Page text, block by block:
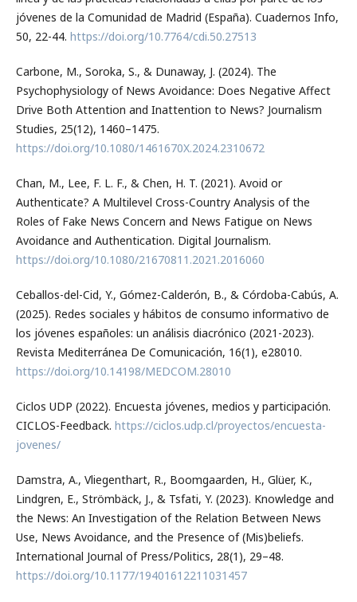
jóvenes de la Comunidad de Madrid (España). Cuadernos Info,
50, 22-44. https://doi.org/10.7764/cdi.50.27513
Carbone, M., Soroka, S., & Dunaway, J. (2024). The
Psychophysiology of News Avoidance: Does Negative Affect
Drive Both Attention and Inattention to News? Journalism
Studies, 25(12), 1460–1475.
https://doi.org/10.1080/1461670X.2024.2310672
Chan, M., Lee, F. L. F., & Chen, H. T. (2021). Avoid or
Authenticate? A Multilevel Cross-Country Analysis of the
Roles of Fake News Concern and News Fatigue on News
Avoidance and Authentication. Digital Journalism.
https://doi.org/10.1080/21670811.2021.2016060
Ceballos-del-Cid, Y., Gómez-Calderón, B., & Córdoba-Cabús, A.
(2025). Redes sociales y hábitos de consumo informativo de
los jóvenes españoles: un análisis diacrónico (2021-2023).
Revista Mediterránea De Comunicación, 16(1), e28010.
https://doi.org/10.14198/MEDCOM.28010
Ciclos UDP (2022). Encuesta jóvenes, medios y participación.
CICLOS-Feedback. https://ciclos.udp.cl/proyectos/encuesta-
jovenes/
Damstra, A., Vliegenthart, R., Boomgaarden, H., Glüer, K.,
Lindgren, E., Strömbäck, J., & Tsfati, Y. (2023). Knowledge and
the News: An Investigation of the Relation Between News
Use, News Avoidance, and the Presence of (Mis)beliefs.
International Journal of Press/Politics, 28(1), 29–48.
https://doi.org/10.1177/19401612211031457